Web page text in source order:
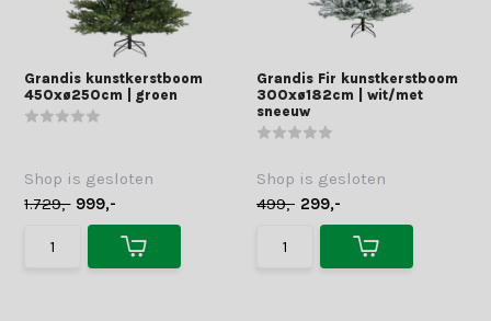
Grandis kunstkerstboom
450xø250cm | groen
Shop is gesloten
1.729,- 999,-
Grandis Fir kunstkerstboom
300xø182cm | wit/met
sneeuw
Shop is gesloten
499,- 299,-